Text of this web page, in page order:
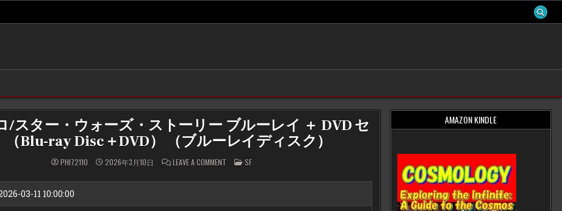
/スター・ウォーズ・ストーリー ブルーレイ ＋ DVD セ
（Blu-ray Disc＋DVD） （ブルーレイディスク）
PHI72110 2026年3月10日 LEAVE A COMMENT ON
ソ
タ
POSTED
IN
SF
03-11 10:00:00
AMAZON KINDLE